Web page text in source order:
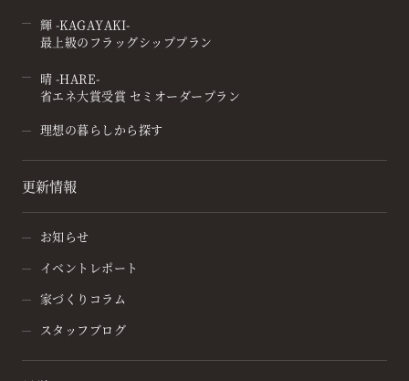
輝 -KAGAYAKI-
最上級のフラッグシッププラン
晴 -HARE-
省エネ大賞受賞 セミオーダープラン
理想の暮らしから探す
更新情報
お知らせ
イベントレポート
家づくりコラム
スタッフブログ